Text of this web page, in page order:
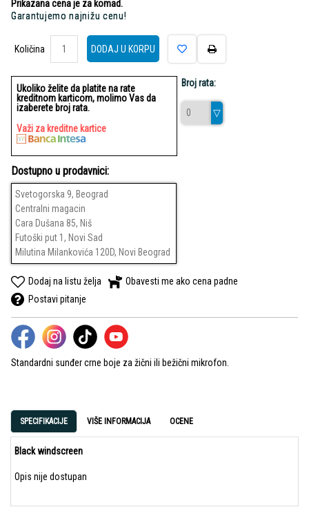
Prikazana cena je za komad.
Garantujemo najnižu cenu!
Količina
Količina
DODAJ U KORPU
Ukoliko želite da platite na rate
kreditnom karticom, molimo Vas da
izaberete broj rata.
Važi za kreditne kartice
Broj rata:
Dostupno u prodavnici:
Svetogorska 9, Beograd
Centralni magacin
Cara Dušana 85, Niš
Futoški put 1, Novi Sad
Milutina Milankovića 120D, Novi Beograd
Dodaj na listu želja
Obavesti me ako cena padne
Postavi pitanje
Standardni sunđer crne boje za žični ili bežični mikrofon.
SPECIFIKACIJE VIŠE INFORMACIJA OCENE
Black windscreen
Opis nije dostupan